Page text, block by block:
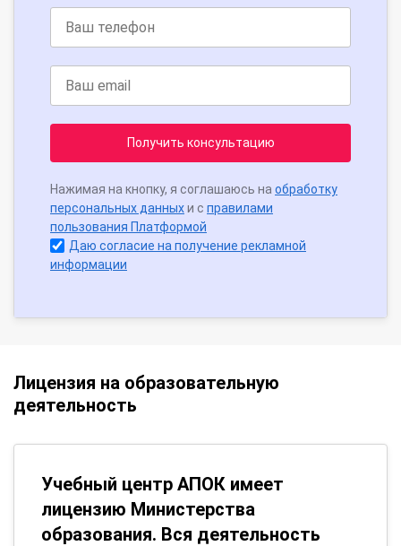
Получить консультацию
Нажимая на кнопку, я соглашаюсь на обработку
персональных данныхи с правилами
пользования Платформой
Даю согласие на получение рекламной
информации
Лицензия на образовательную
деятельность
Учебный центр АПОК имеет
лицензию Министерства
образования. Вся деятельность